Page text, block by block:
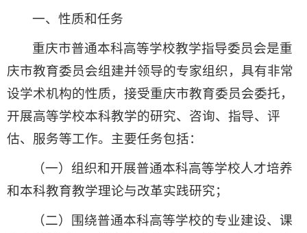
一、性质和任务
重庆市普通本科高等学校教学指导委员会是重
庆市教育委员会组建并领导的专家组织，具有非常
设学术机构的性质，接受重庆市教育委员会委托，
开展高等学校本科教学的研究、咨询、指导、评
估、服务等工作。主要任务包括：
（一）组织和开展普通本科高等学校人才培养
和本科教育教学理论与改革实践研究；
（二）围绕普通本科高等学校的专业建设、课